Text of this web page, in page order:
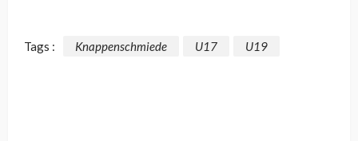
Tags : Knappenschmiede U17 U19